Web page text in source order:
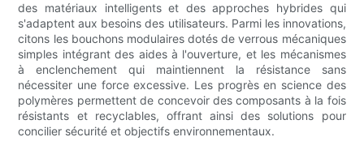
des matériaux intelligents et des approches hybrides qui
s'adaptent aux besoins des utilisateurs. Parmi les innovations,
citons les bouchons modulaires dotés de verrous mécaniques
simples intégrant des aides à l'ouverture, et les mécanismes
à enclenchement qui maintiennent la résistance sans
nécessiter une force excessive. Les progrès en science des
polymères permettent de concevoir des composants à la fois
résistants et recyclables, offrant ainsi des solutions pour
concilier sécurité et objectifs environnementaux.